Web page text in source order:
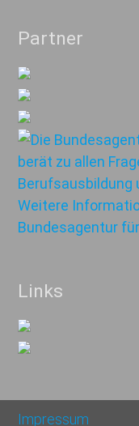
Partner
Links
Impressum